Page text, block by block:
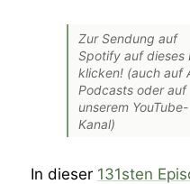
Zur Sendung auf
Spotify auf dieses
klicken! (auch auf
Podcasts oder auf
unserem YouTube-
Kanal)
In dieser 131sten